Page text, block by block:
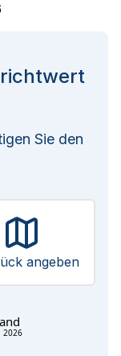
Sie den
angeben
2026